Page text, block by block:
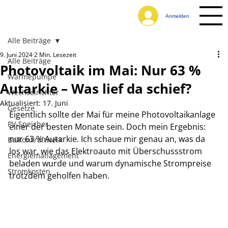
Anmelden
Alle Beiträge
Wärmepumpe
Wechselrichter
Gesetze
PV-Speicher
Balkonkraftwerk
Energiemanagement
Stromkosten
Alle Beiträge
Photovoltaik im Mai: Nur 63 %
Autarkie – Was lief da schief?
9. Juni 20242 Min. Lesezeit
Aktualisiert: 17. Juni
Eigentlich sollte der Mai für meine Photovoltaikanlage
einer der besten Monate sein. Doch mein Ergebnis:
nur 63 % Autarkie. Ich schaue mir genau an, was da
los war, wie das Elektroauto mit Überschussstrom
beladen wurde und warum dynamische Strompreise
trotzdem geholfen haben.